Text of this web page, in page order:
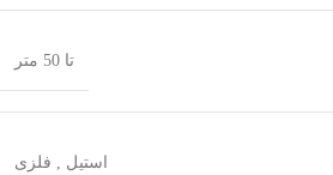
تا 50 متر
استیل فلزی